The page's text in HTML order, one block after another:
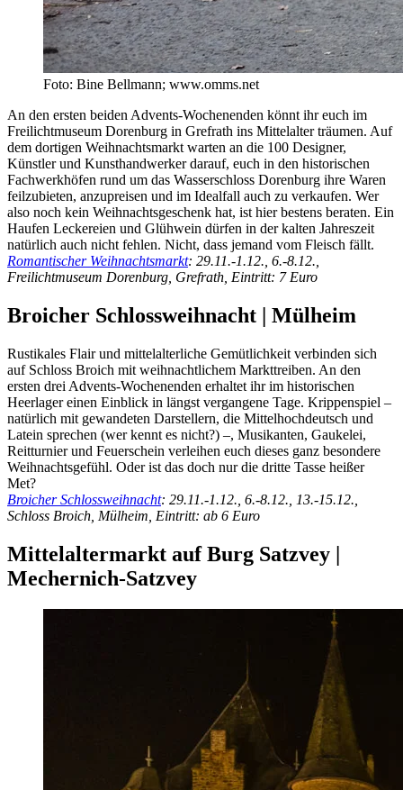
Foto: Bine Bellmann; www.omms.net
An den ersten beiden Advents-Wochenenden könnt ihr euch im
Freilichtmuseum Dorenburg in Grefrath ins Mittelalter träumen. Auf
dem dortigen Weihnachtsmarkt warten an die 100 Designer,
Künstler und Kunsthandwerker darauf, euch in den historischen
Fachwerkhöfen rund um das Wasserschloss Dorenburg ihre Waren
feilzubieten, anzupreisen und im Idealfall auch zu verkaufen. Wer
also noch kein Weihnachtsgeschenk hat, ist hier bestens beraten. Ein
Haufen Leckereien und Glühwein dürfen in der kalten Jahreszeit
natürlich auch nicht fehlen. Nicht, dass jemand vom Fleisch fällt.
Romantischer Weihnachtsmarkt: 29.11.-1.12., 6.-8.12.,
Freilichtmuseum Dorenburg, Grefrath, Eintritt: 7 Euro
Broicher Schlossweihnacht | Mülheim
Rustikales Flair und mittelalterliche Gemütlichkeit verbinden sich
auf Schloss Broich mit weihnachtlichem Markttreiben. An den
ersten drei Advents-Wochenenden erhaltet ihr im historischen
Heerlager einen Einblick in längst vergangene Tage. Krippenspiel –
natürlich mit gewandeten Darstellern, die Mittelhochdeutsch und
Latein sprechen (wer kennt es nicht?) –, Musikanten, Gaukelei,
Reitturnier und Feuerschein verleihen euch dieses ganz besondere
Weihnachtsgefühl. Oder ist das doch nur die dritte Tasse heißer
Met?
Broicher Schlossweihnacht: 29.11.-1.12., 6.-8.12., 13.-15.12.,
Schloss Broich, Mülheim, Eintritt: ab 6 Euro
Mittelaltermarkt auf Burg Satzvey |
Mechernich-Satzvey